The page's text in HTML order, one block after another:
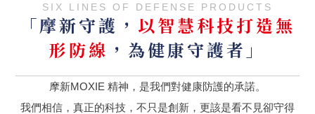
SIX LINES OF DEFENSE PRODUCTS
「摩新守護， 以智慧科技打造無
形防線 ，為健康守護者」
摩新MOXIE 精神，是我們對健康防護的承諾。
我們相信，真正的科技，不只是創新，更該是看不見卻守得